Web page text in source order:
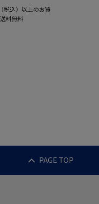
税込）以上のお買
料無料
PAGE TOP